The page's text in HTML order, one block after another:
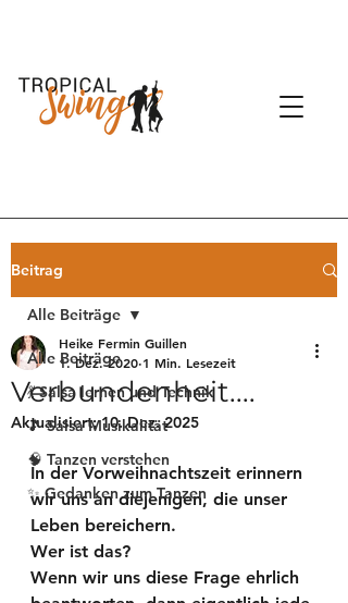
Beitrag
Alle Beiträge
💃 Salsa lernen und Technik
🎵 Salsa Musikalität
🧠 Tanzen verstehen
✨ Gedanken zum Tanzen
Alle Beiträge
Verbundenheit....
Heike Fermin Guillen
1. Dez. 2020 1 Min. Lesezeit
Aktualisiert:10. Dez. 2025
In der Vorweihnachtszeit erinnern
wir uns an diejenigen, die unser
Leben bereichern.
Wer ist das?
Wenn wir uns diese Frage ehrlich